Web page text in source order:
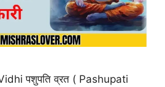
पशुपति व्रत ( Pashupati